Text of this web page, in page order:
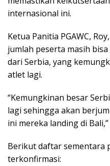
internasional ini.
Ketua Panitia PGAWC,
jumlah peserta masih
dari Serbia, yang
atlet lagi.
“Kemungkinan besar
lagi sehingga akan
ini mereka landing di Bali,”
Berikut daftar sementara
terkonfirmasi: